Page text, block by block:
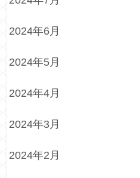
2024年6月
2024年5月
2024年4月
2024年3月
2024年2月